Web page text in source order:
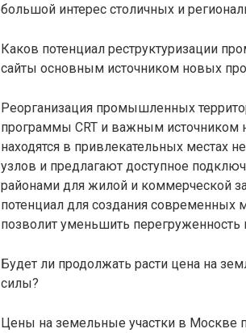
большой интерес столичных и
Каков потенциал реструктуризации
сайты основным источником новых
Реорганизация промышленных
программы CRT и важным источником
находятся в привлекательных местах
узлов и предлагают доступное
районами для жилой и коммерческой
потенциал для создания современных
позволит уменьшить перегруженность
Будет ли продолжать расти цена на
силы?
Цены на земельные участки в Москве